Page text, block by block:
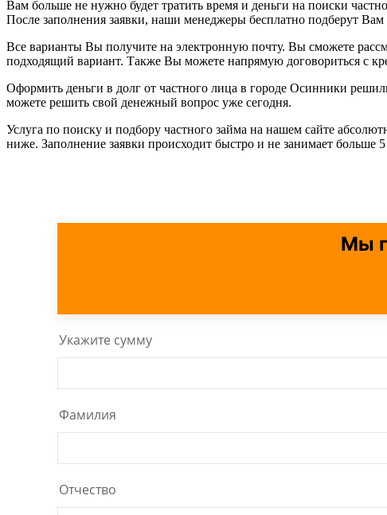
Вам больше не нужно будет тратить время и деньги на поиски
После заполнения заявки, наши менеджеры бесплатно подберут
Все варианты Вы получите на электронную почту. Вы сможете
подходящий вариант. Также Вы можете напрямую договориться с
Оформить деньги в долг от частного лица в городе Осинники
можете решить свой денежный вопрос уже сегодня.
Услуга по поиску и подбору частного займа на нашем сайте
ниже. Заполнение заявки происходит быстро и не занимает больше